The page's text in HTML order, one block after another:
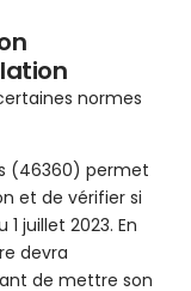
normes
(46360) permet
et de vérifier si
juillet 2023. En
devra
de mettre son